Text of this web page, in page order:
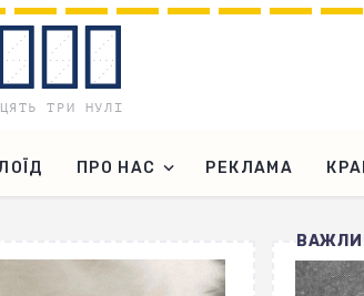
ПРО НАС РЕКЛАМА